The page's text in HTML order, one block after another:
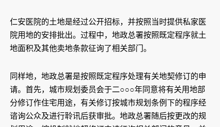
仁安医院的土地是经过公开招标，并按照当时提供私家医
院用地的安排批出。过程中，地政总署按照既定程序就土
地面积及其他卖地条款征询了相关部门。
同样地，地政总署是按照既定程序处理有关地契修订的申
请。首先，城市规划委员会于二○○○年同意将有关用地部
分修订作住宅用途，有关修订按城市规划条例下的程序经
谘询公众及进行聆讯后获审批。地政总署随后按更改的规